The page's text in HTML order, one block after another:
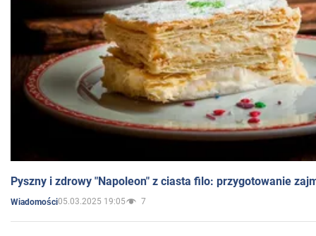
Pyszny i zdrowy "Napoleon" z ciasta filo: przygotowanie
Wiadomości05.03.2025 19:05 7